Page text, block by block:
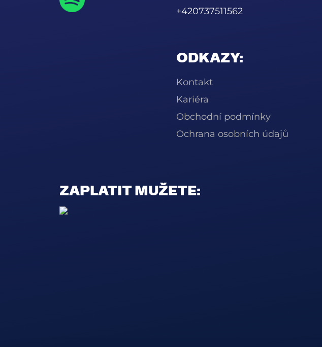
+420737511562
ODKAZY:
Kontakt
Kariéra
Obchodní podmínky
Ochrana osobních údajů
ZAPLATIT MUŽETE: